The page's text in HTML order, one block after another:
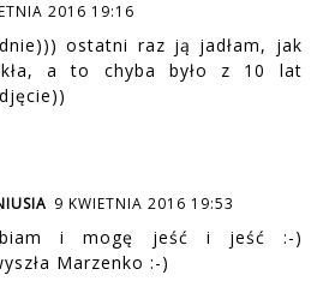
2016 19:16
ostatni raz ją jadłam, jak
a to chyba było z 10 lat
9 KWIETNIA 2016 19:53
i mogę jeść i jeść :-)
Marzenko :-)